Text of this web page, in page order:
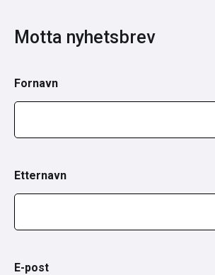
Motta nyhetsbrev
Fornavn
Etternavn
E-post